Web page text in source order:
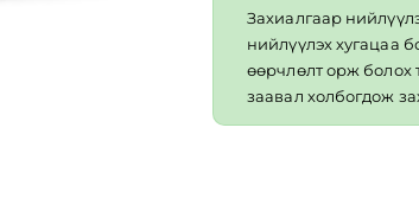
Захиалгаар
нийлүүлэх хугацаа
өөрчлөлт орж болох
заавал холбогдож